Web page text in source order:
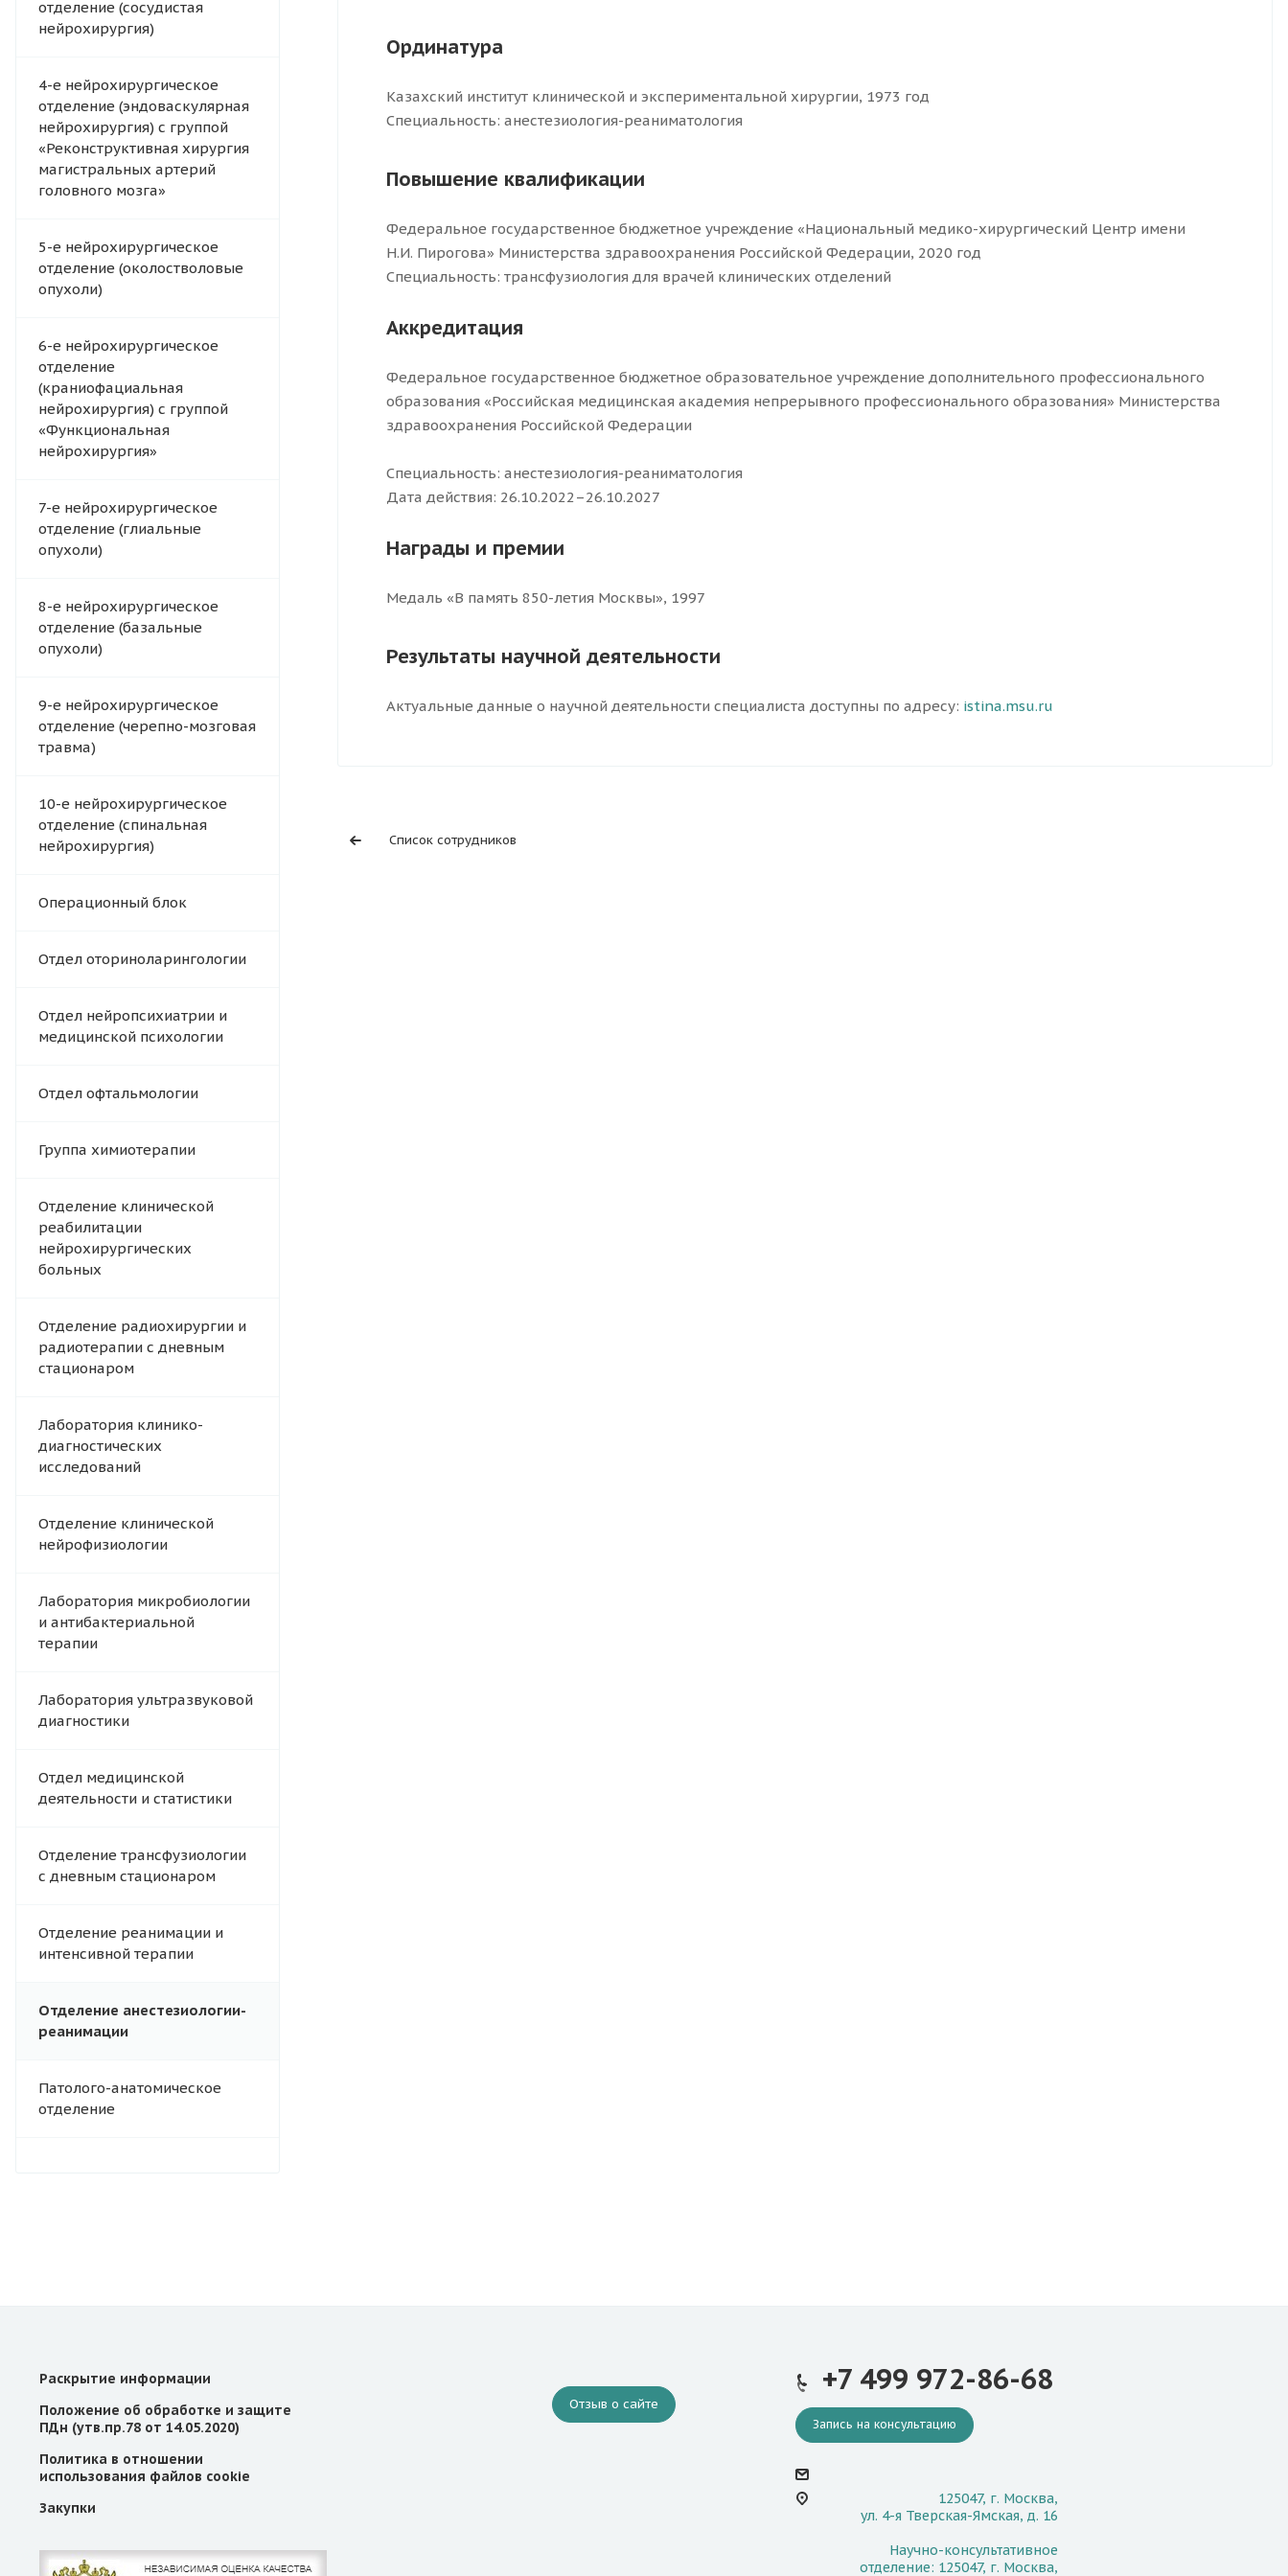
отделение (сосудистая
нейрохирургия)
4-e нейрохирургическое
отделение (эндоваскулярная
нейрохирургия) с группой
«Реконструктивная хирургия
магистральных артерий
головного мозга»
5-е нейрохирургическое
отделение (околостволовые
опухоли)
6-е нейрохирургическое
отделение
(краниофациальная
нейрохирургия) с группой
«Функциональная
нейрохирургия»
7-е нейрохирургическое
отделение (глиальные
опухоли)
8-е нейрохирургическое
отделение (базальные
опухоли)
9-е нейрохирургическое
отделение (черепно-мозговая
травма)
10-е нейрохирургическое
отделение (спинальная
нейрохирургия)
Операционный блок
Отдел оториноларингологии
Отдел нейропсихиатрии и
медицинской психологии
Отдел офтальмологии
Группа химиотерапии
Отделение клинической
реабилитации
нейрохирургических
больных
Отделение радиохирургии и
радиотерапии с дневным
стационаром
Лаборатория клинико-
диагностических
исследований
Отделение клинической
нейрофизиологии
Лаборатория микробиологии
и антибактериальной
терапии
Лаборатория ультразвуковой
диагностики
Отдел медицинской
деятельности и статистики
Отделение трансфузиологии
с дневным стационаром
Отделение реанимации и
интенсивной терапии
Отделение анестезиологии-
реанимации
Патолого-анатомическое
отделение
Ординатура
Казахский институт клинической и экспериментальной хирургии, 1973 год
Специальность: анестезиология-реаниматология
Повышение квалификации
Федеральное государственное бюджетное учреждение «Национальный медико-хирургический Центр имени
Н.И. Пирогова» Министерства здравоохранения Российской Федерации, 2020 год
Специальность: трансфузиология для врачей клинических отделений
Аккредитация
Федеральное государственное бюджетное образовательное учреждение дополнительного профессионального
образования «Российская медицинская академия непрерывного профессионального образования» Министерства
здравоохранения Российской Федерации
Специальность: анестезиология-реаниматология
Дата действия: 26.10.2022–26.10.2027
Награды и премии
Медаль «В память 850-летия Москвы», 1997
Результаты научной деятельности
Актуальные данные о научной деятельности специалиста доступны по адресу: istina.msu.ru
Список сотрудников
Раскрытие информации
Положение об обработке и защите
ПДн (утв.пр.78 от 14.05.2020)
Политика в отношении
использования файлов cookie
Закупки
Отзыв о сайте
+7 499 972-86-68
Запись на консультацию
125047, г. Москва,
ул. 4-я Тверская-Ямская, д. 16
Научно-консультативное
отделение: 125047, г. Москва,